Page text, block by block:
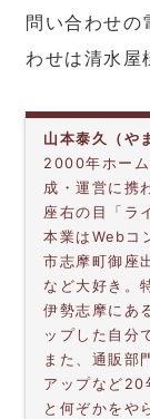
問い合わせの
わせは清水屋
山本泰久（や
2000年ホー
成・運営に携
座右の目「ラ
本業はWebコ
市志摩町御座
など大好き。
伊勢志摩にあ
ップした自分
また、通販部
アップなど20
と何ぞかをや